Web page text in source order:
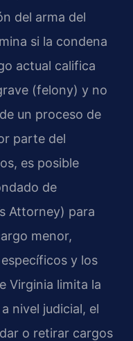
del arma del
si la condena
actual califica
(felony) y no
un proceso de
parte del
es posible
de
Attorney) para
menor,
y los
Virginia limita la
nivel judicial, el
o retirar cargos